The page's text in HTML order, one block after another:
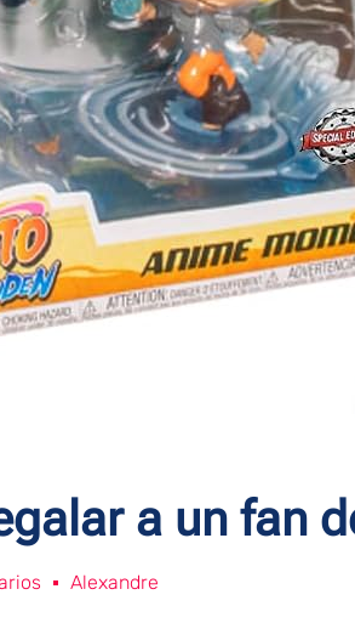
a un fan
Alexandre